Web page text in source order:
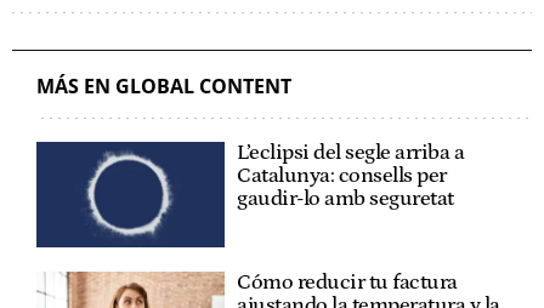
MÁS EN GLOBAL CONTENT
L’eclipsi del segle arriba a
Catalunya: consells per
gaudir-lo amb seguretat
Cómo reducir tu factura